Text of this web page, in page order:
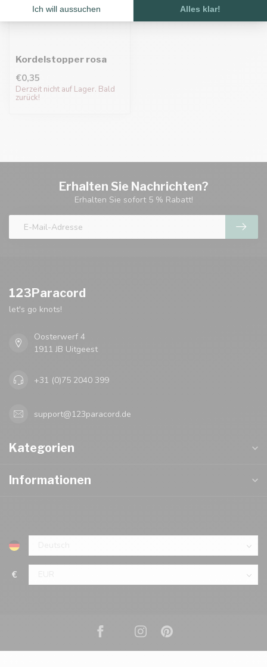
Kordelstopper rosa
€0,35
Derzeit nicht auf Lager. Bald
zurück!
Erhalten Sie Nachrichten?
Erhalten Sie sofort 5 % Rabatt!
123Paracord
let's go knots!
Oosterwerf 4
1911 JB Uitgeest
+31 (0)75 2040 399
support@123paracord.de
Kategorien
Informationen
€